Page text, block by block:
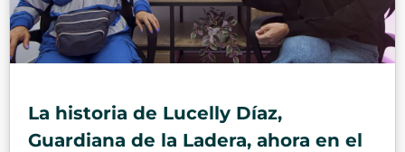
La historia de Lucelly Díaz,
Guardiana de la Ladera, ahora en el